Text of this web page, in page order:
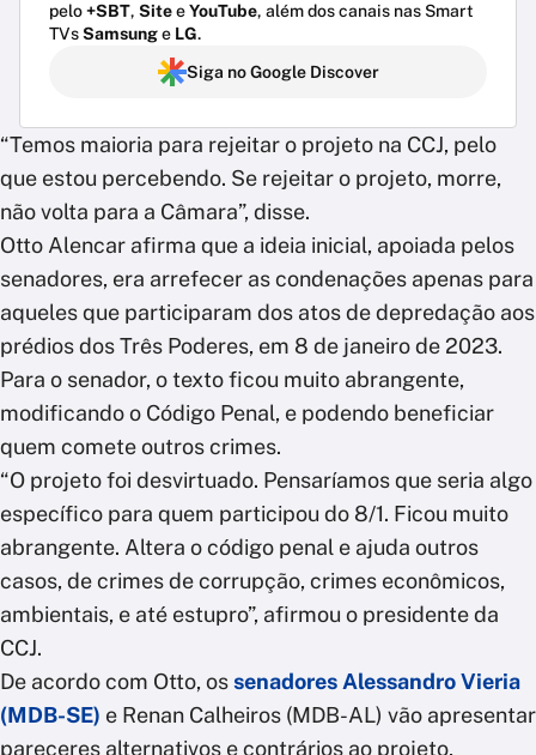
pelo+SBT, SiteeYouTube, além dos canais nas Smart
TVsSamsunge LG.
Siga no Google Discover
“Temos maioria para rejeitar o projeto na CCJ, pelo
que estou percebendo. Se rejeitar o projeto, morre,
não volta para a Câmara”, disse.
Otto Alencar afirma que a ideia inicial, apoiada pelos
senadores, era arrefecer as condenações apenas para
aqueles que participaram dos atos de depredação aos
prédios dos Três Poderes, em 8 de janeiro de 2023.
Para o senador, o texto ficou muito abrangente,
modificando o Código Penal, e podendo beneficiar
quem comete outros crimes.
“O projeto foi desvirtuado. Pensaríamos que seria algo
específico para quem participou do 8/1. Ficou muito
abrangente. Altera o código penal e ajuda outros
casos, de crimes de corrupção, crimes econômicos,
ambientais, e até estupro”, afirmou o presidente da
CCJ.
De acordo com Otto, ossenadores Alessandro Vieria
(MDB-SE) e Renan Calheiros (MDB-AL) vão apresentar
pareceres alternativos e contrários ao projeto,